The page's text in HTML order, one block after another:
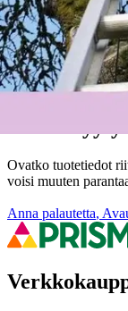
Ovatko tuotetiedot
voisi muuten
Anna palautetta,